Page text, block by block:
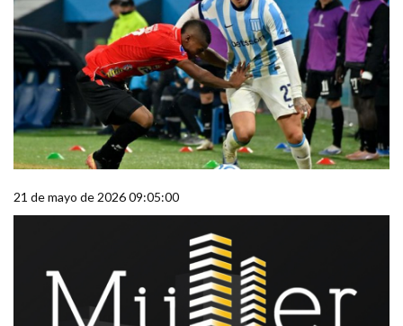
21 de mayo de 2026 09:05:00